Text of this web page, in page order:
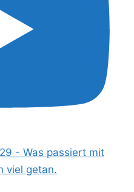
- Was passiert mit
viel getan.